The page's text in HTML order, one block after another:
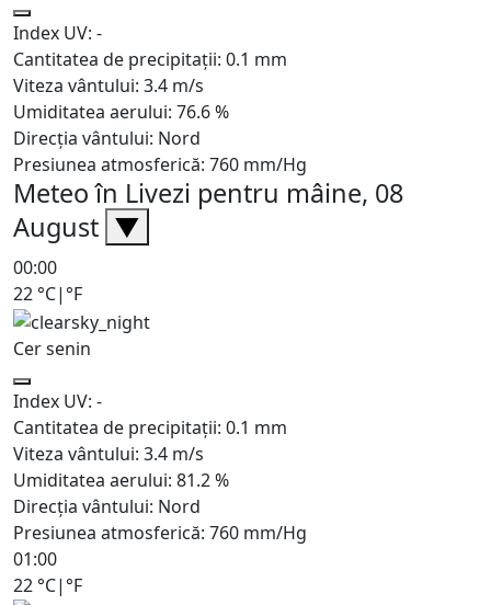
Index UV: -
Cantitatea de precipitații: 0.1 mm
Viteza vântului: 3.4 m/s
Umiditatea aerului: 76.6%
Direcția vântului: Nord
Presiunea atmosferică: 760 mm/Hg
Meteo în Livezi pentru mâine, 08
August ▼
00:00
22 °C| °F
Cer senin
Index UV: -
Cantitatea de precipitații: 0.1 mm
Viteza vântului: 3.4 m/s
Umiditatea aerului: 81.2%
Direcția vântului: Nord
Presiunea atmosferică: 760 mm/Hg
01:00
22 °C| °F